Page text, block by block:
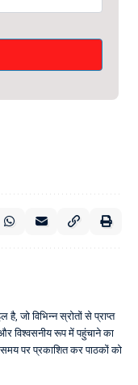
जो विभिन्न स्रोतों से प्राप्त
विश्वसनीय रूप में पहुंचाने का
समय पर प्रकाशित कर पाठकों को